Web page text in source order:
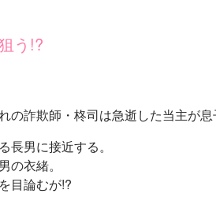
う!?
詐欺師・柊司は急逝した当主が
男に接近する。
衣緒。
目論むが!?